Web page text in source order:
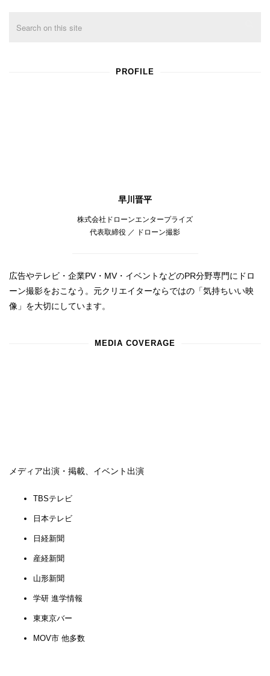
PROFILE
早川晋平
株式会社ドローンエンタープライズ
代表取締役 ／ ドローン撮影
広告やテレビ・企業PV・MV・イベントなどのPR分野専門にドロ
ーン撮影をおこなう。元クリエイターならではの「気持ちいい映
像」を大切にしています。
MEDIA COVERAGE
メディア出演・掲載、イベント出演
TBSテレビ
日本テレビ
日経新聞
産経新聞
山形新聞
学研 進学情報
東東京バー
MOV市 他多数